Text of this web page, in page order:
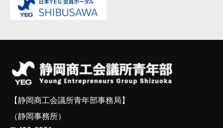
【静岡商工会議所青年部事務局】
（静岡事務所）